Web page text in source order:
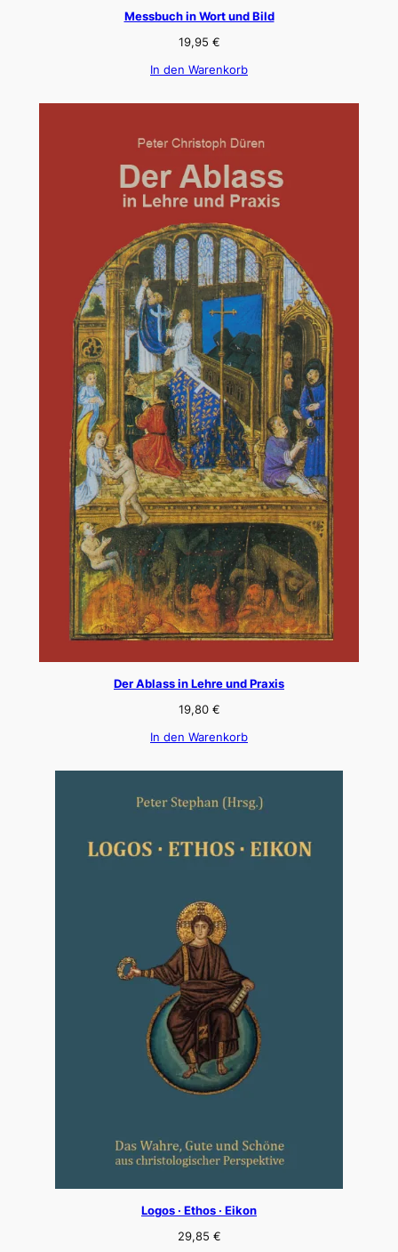
Messbuch in Wort und Bild
19,95 €
In den Warenkorb
Der Ablass in Lehre und Praxis
19,80 €
In den Warenkorb
Logos · Ethos · Eikon
29,85 €